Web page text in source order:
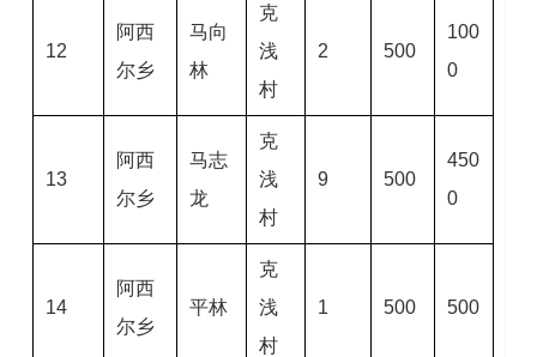
12
阿西
尔乡
马向
林
克
浅
村
2 500
100
0
13
阿西
尔乡
马志
龙
克
浅
村
9 500
450
0
14
阿西
尔乡
平林
克
浅
村
1 500 500